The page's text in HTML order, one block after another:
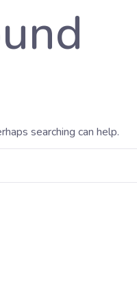
searching can help.